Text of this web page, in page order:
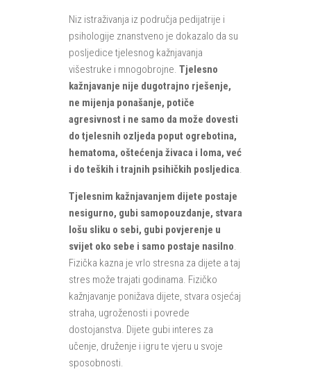
Niz istraživanja iz područja pedijatrije i
psihologije znanstveno je dokazalo da su
posljedice tjelesnog kažnjavanja
višestruke i mnogobrojne. Tjelesno
kažnjavanje nije dugotrajno rješenje,
ne mijenja ponašanje, potiče
agresivnost i ne samo da može dovesti
do tjelesnih ozljeda poput ogrebotina,
hematoma, oštećenja živaca i loma, već
i do teških i trajnih psihičkih posljedica.
Tjelesnim kažnjavanjem dijete postaje
nesigurno, gubi samopouzdanje, stvara
lošu sliku o sebi, gubi povjerenje u
svijet oko sebe i samo postaje nasilno.
Fizička kazna je vrlo stresna za dijete a taj
stres može trajati godinama. Fizičko
kažnjavanje ponižava dijete, stvara osjećaj
straha, ugroženosti i povrede
dostojanstva. Dijete gubi interes za
učenje, druženje i igru te vjeru u svoje
sposobnosti.